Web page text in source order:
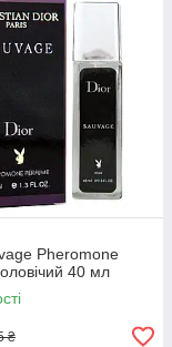
Pheromone
40 мл
₴